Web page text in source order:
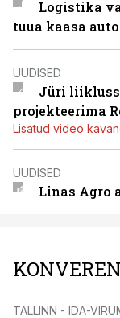
Logistika
tuua kaasa
UUDISED
Jüri
projekteerima
Lisatud video
UUDISED
Linas Agro
TALLINN - IDA-